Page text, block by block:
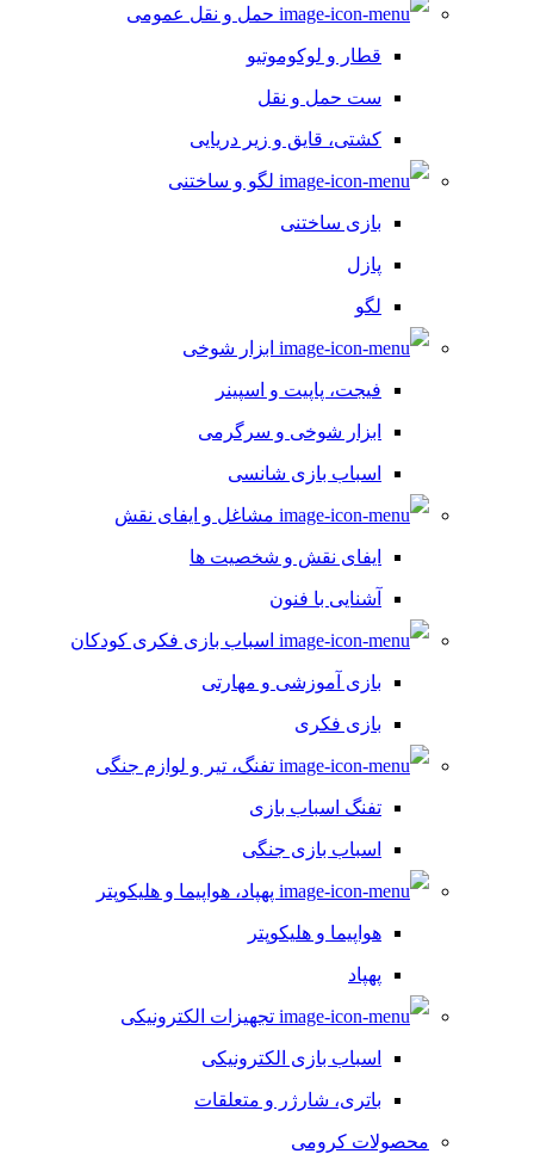
حمل و نقل عمومی
قطار و لوکوموتیو
ست حمل و نقل
کشتی، قایق و زیر دریایی
لگو و ساختنی
بازی ساختنی
پازل
لگو
ابزار شوخی
فیجت، پاپیت و اسپینر
ابزار شوخی و سرگرمی
اسباب بازی شانسی
مشاغل و ایفای نقش
ایفای نقش و شخصیت ها
آشنایی با فنون
اسباب بازی فکری کودکان
بازی آموزشی و مهارتی
بازی فکری
تفنگ، تیر و لوازم جنگی
تفنگ اسباب بازی
اسباب بازی جنگی
پهپاد، هواپیما و هلیکوپتر
هواپیما و هلیکوپتر
پهپاد
تجهیزات الکترونیکی
اسباب بازی الکترونیکی
باتری، شارژر و متعلقات
محصولات کرومی